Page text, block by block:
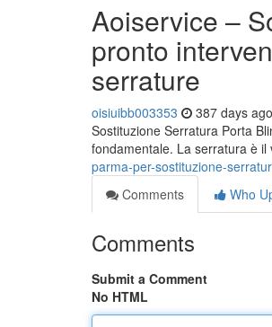
Aoiservice –
pronto
serrature
oisiuibb003353 387 days ago
Sostituzione Serratura Porta
fondamentale. La serratura è
parma-per-sostituzione-
Comments
Who
Comments
Submit a Comment
No HTML